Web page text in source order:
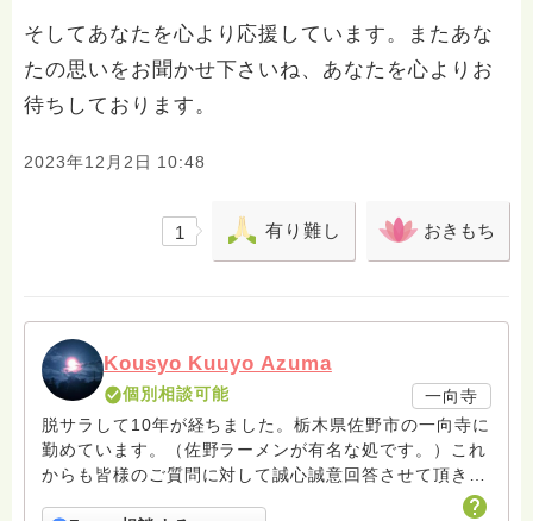
そしてあなたを心より応援しています。またあな
たの思いをお聞かせ下さいね、あなたを心よりお
待ちしております。
2023年12月2日 10:48
1 有り難し おきもち
Kousyo Kuuyo Azuma
個別相談可能
一向寺
脱サラして10年が経ちました。栃木県佐野市の一向寺に
勤めています。（佐野ラーメンが有名な処です。）これ
からも皆様のご質問に対して誠心誠意回答させて頂きた
いと存じます。まだまだ修行中の身ですので至らぬ点あ